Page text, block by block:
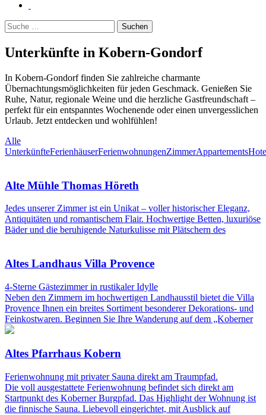
Suchen
nach:
Unterkünfte in Kobern-Gondorf
In Kobern-Gondorf finden Sie zahlreiche charmante
Übernachtungsmöglichkeiten für jeden Geschmack. Genießen Sie
Ruhe, Natur, regionale Weine und die herzliche Gastfreundschaft –
perfekt für ein entspanntes Wochenende oder einen unvergesslichen
Urlaub. Jetzt entdecken und wohlfühlen!
Alle
UnterkünfteFerienhäuserFerienwohnungenZimmerAppartements
Alte Mühle Thomas Höreth
Jedes unserer Zimmer ist ein Unikat – voller historischer Eleganz,
Antiquitäten und romantischem Flair. Hochwertige Betten, luxuriöse
Bäder und die beruhigende Naturkulisse mit Plätschern des
Altes Landhaus Villa Provence
4-Sterne Gästezimmer in rustikaler Idylle
Neben den Zimmern im hochwertigen Landhausstil bietet die Villa
Provence Ihnen ein breites Sortiment besonderer Dekorations- und
Feinkostwaren. Beginnen Sie Ihre Wanderung auf dem „Koberner
Altes Pfarrhaus Kobern
Ferienwohnung mit privater Sauna direkt am Traumpfad.
Die voll ausgestattete Ferienwohnung befindet sich direkt am
Startpunkt des Koberner Burgpfad. Das Highlight der Wohnung ist
die finnische Sauna. Liebevoll eingerichtet, mit Ausblick auf